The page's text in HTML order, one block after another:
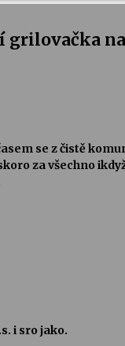
grilovačka
se z čistě
za všechno
i sro jako.